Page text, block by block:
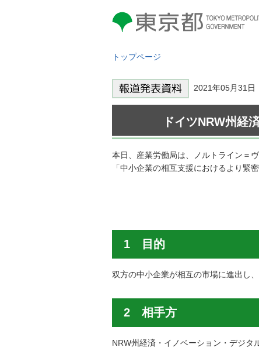
東京都 TOKYO METROPOLITAN
GOVERNMENT
トップページ
2021年05月31
ドイツNRW州経
本日、産業労働局は、ノルトライン＝
「中小企業の相互支援におけるより緊
1 目的
双方の中小企業が相互の市場に進出し
2 相手方
NRW州経済・イノベーション・デジタ